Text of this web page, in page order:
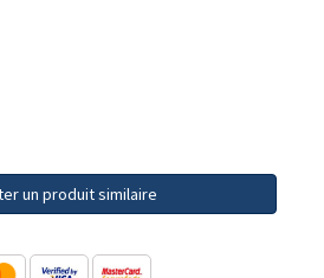
un produit similaire